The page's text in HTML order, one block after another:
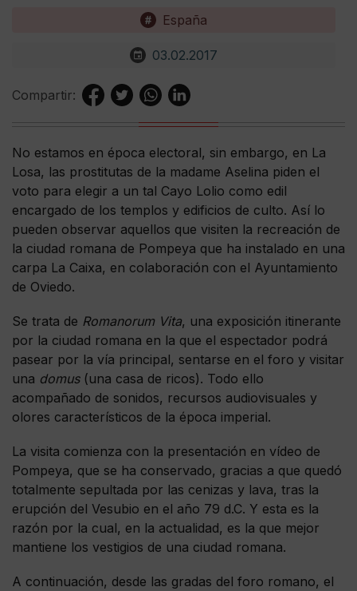
España
03.02.2017
Compartir:
No estamos en época electoral, sin embargo, en La
Losa, las prostitutas de la madame Aselina piden el
voto para elegir a un tal Cayo Lolio como edil
encargado de los templos y edificios de culto. Así lo
pueden observar aquellos que visiten la recreación de
la ciudad romana de Pompeya que ha instalado en una
carpa La Caixa, en colaboración con el Ayuntamiento
de Oviedo.
Se trata de Romanorum Vita, una exposición itinerante
por la ciudad romana en la que el espectador podrá
pasear por la vía principal, sentarse en el foro y visitar
una domus(una casa de ricos). Todo ello
acompañado de sonidos, recursos audiovisuales y
olores característicos de la época imperial.
La visita comienza con la presentación en vídeo de
Pompeya, que se ha conservado, gracias a que quedó
totalmente sepultada por las cenizas y lava, tras la
erupción del Vesubio en el año 79 d.C. Y esta es la
razón por la cual, en la actualidad, es la que mejor
mantiene los vestigios de una ciudad romana.
A continuación, desde las gradas del foro romano, el